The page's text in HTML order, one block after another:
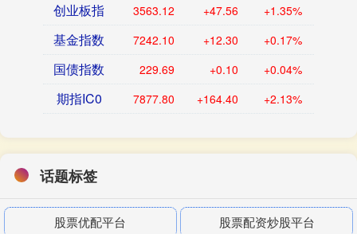
创业板指 3563.12 +47.56 +1.35%
基金指数 7242.10 +12.30 +0.17%
国债指数 229.69 +0.10 +0.04%
期指IC0 7877.80 +164.40 +2.13%
话题标签
股票优配平台 股票配资炒股平台